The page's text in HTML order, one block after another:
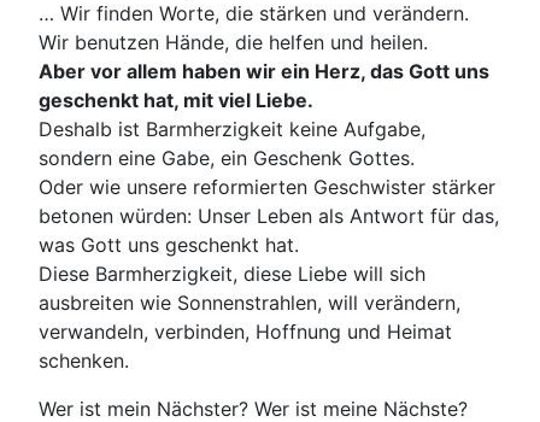
… Wir finden Worte, die stärken und verändern.
Wir benutzen Hände, die helfen und heilen.
Aber vor allem haben wir ein Herz, das Gott uns
geschenkt hat, mit viel Liebe.
Deshalb ist Barmherzigkeit keine Aufgabe,
sondern eine Gabe, ein Geschenk Gottes.
Oder wie unsere reformierten Geschwister stärker
betonen würden: Unser Leben als Antwort für das,
was Gott uns geschenkt hat.
Diese Barmherzigkeit, diese Liebe will sich
ausbreiten wie Sonnenstrahlen, will verändern,
verwandeln, verbinden, Hoffnung und Heimat
schenken.
Wer ist mein Nächster? Wer ist meine Nächste?